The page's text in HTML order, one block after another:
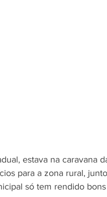
estava na caravana
para a zona rural,
só tem rendido